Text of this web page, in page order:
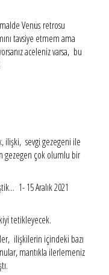
Venüs retrosu
tavsiye etmem ama
aceleniz varsa, bu
ilişki, sevgi gezegeni ile
gezegen çok olumlu bir
1- 15 Aralık 2021
tetikleyecek.
ilişkilerin içindeki bazı
mantıkla ilerlemeniz